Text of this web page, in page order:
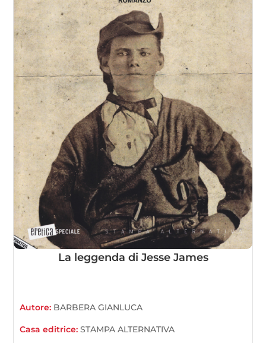
La leggenda di Jesse James
Autore: BARBERA GIANLUCA
Casa editrice:STAMPA ALTERNATIVA